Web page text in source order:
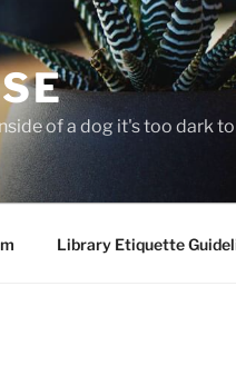
of a dog it's too dark
Library Etiquette